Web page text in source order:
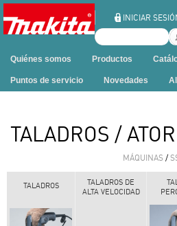
INICIAR
B
s
a
n
t
e
TALADROS /
MÁQUINAS /
TALADROS
TALADROS DE
ALTA VELOCIDAD
Quiénes somos Productos
Puntos de servicio Novedades